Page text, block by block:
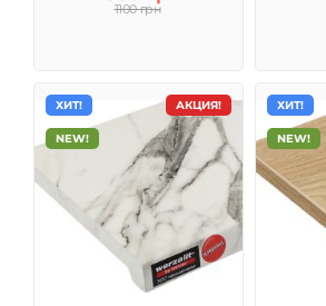
1100 грн
АКЦИЯ!
ХИТ!
NEW!
ХИТ!
NEW!